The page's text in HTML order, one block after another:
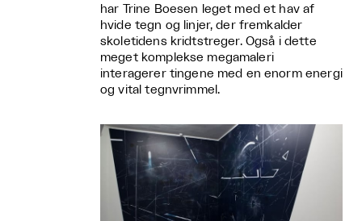
har Trine Boesen leget med et hav af
hvide tegn og linjer, der fremkalder
skoletidens kridtstreger. Også i dette
meget komplekse megamaleri
interagerer tingene med en enorm energi
og vital tegnvrimmel.